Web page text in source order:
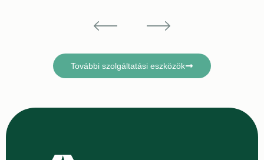
További szolgáltatási eszközök